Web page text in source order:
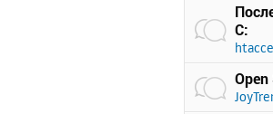
C:
Open